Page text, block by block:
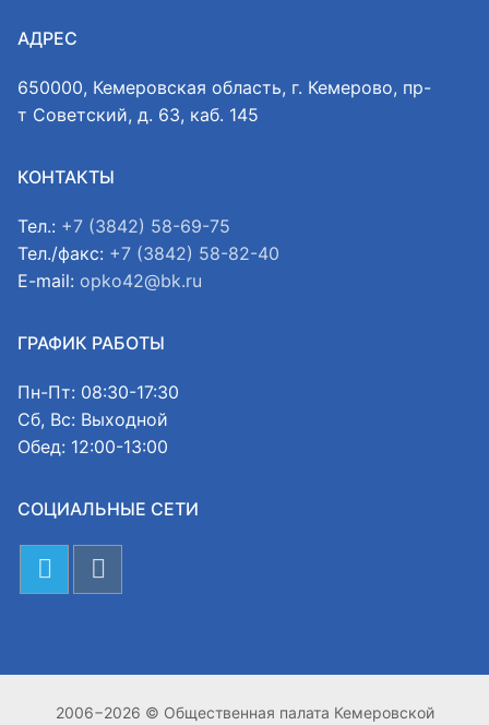
АДРЕС
650000, Кемеровская область, г. Кемерово, пр-
т Советский, д. 63, каб. 145
КОНТАКТЫ
Тел.: +7 (3842) 58-69-75
Тел./факс: +7 (3842) 58-82-40
E-mail: opko42@bk.ru
ГРАФИК РАБОТЫ
Пн-Пт: 08:30-17:30
Сб, Вс: Выходной
Обед: 12:00-13:00
СОЦИАЛЬНЫЕ СЕТИ
2006−2026 © Общественная палата Кемеровской